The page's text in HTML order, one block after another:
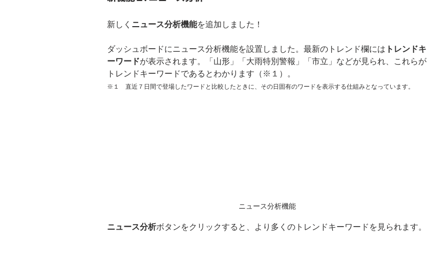
新しく ニュース分析機能を追加しました！
ダッシュボードにニュース分析機能を設置しました。最新のトレンド欄には トレンドキ
ーワードが表示されます。「山形」「大雨特別警報」「市立」などが見られ、これらが
トレンドキーワードであるとわかります（※１）。
※１　直近７日間で登場したワードと比較したときに、その日固有のワードを表示する仕組みとなっています。
ニュース分析機能
ニュース分析ボタンをクリックすると、より多くのトレンドキーワードを見られます。